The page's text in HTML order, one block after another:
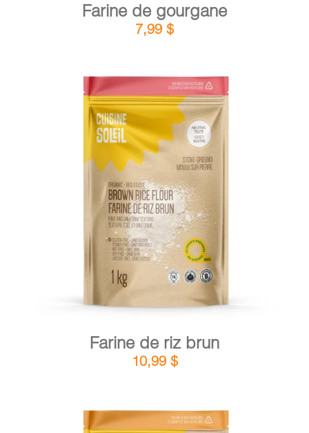
Farine de gourgane
7,99 $
AJOUTER AU PANIER DÉTAILS
Farine de riz brun
10,99 $